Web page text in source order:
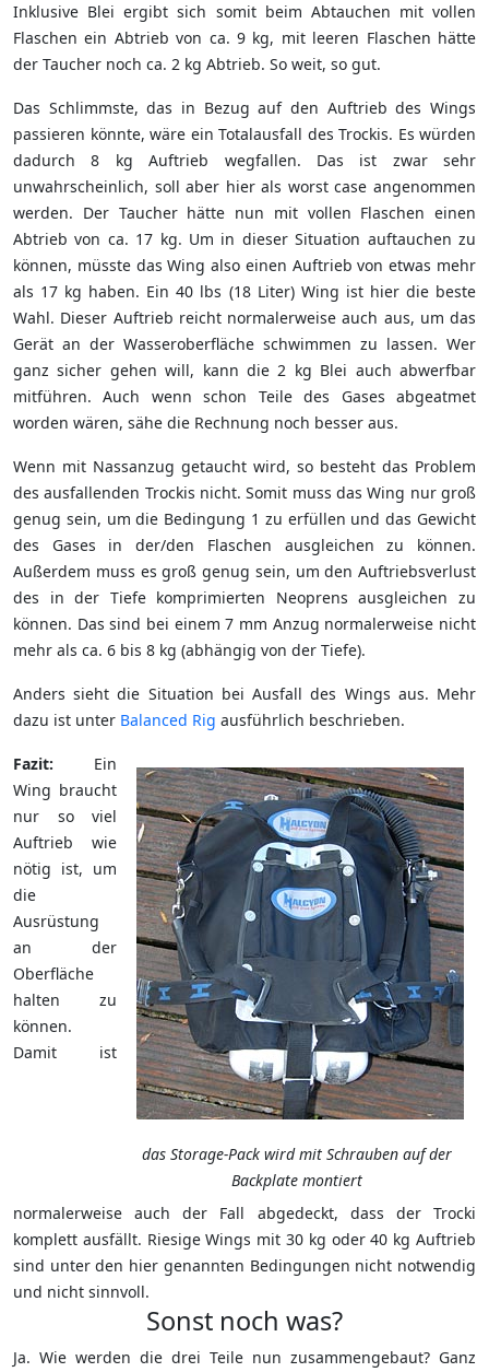
Inklusive Blei ergibt sich somit beim Abtauchen mit vollen
Flaschen ein Abtrieb von ca. 9 kg, mit leeren Flaschen hätte
der Taucher noch ca. 2 kg Abtrieb. So weit, so gut.
Das Schlimmste, das in Bezug auf den Auftrieb des Wings
passieren könnte, wäre ein Totalausfall des Trockis. Es würden
dadurch 8 kg Auftrieb wegfallen. Das ist zwar sehr
unwahrscheinlich, soll aber hier als worst case angenommen
werden. Der Taucher hätte nun mit vollen Flaschen einen
Abtrieb von ca. 17 kg. Um in dieser Situation auftauchen zu
können, müsste das Wing also einen Auftrieb von etwas mehr
als 17 kg haben. Ein 40 lbs (18 Liter) Wing ist hier die beste
Wahl. Dieser Auftrieb reicht normalerweise auch aus, um das
Gerät an der Wasseroberfläche schwimmen zu lassen. Wer
ganz sicher gehen will, kann die 2 kg Blei auch abwerfbar
mitführen. Auch wenn schon Teile des Gases abgeatmet
worden wären, sähe die Rechnung noch besser aus.
Wenn mit Nassanzug getaucht wird, so besteht das Problem
des ausfallenden Trockis nicht. Somit muss das Wing nur groß
genug sein, um die Bedingung 1 zu erfüllen und das Gewicht
des Gases in der/den Flaschen ausgleichen zu können.
Außerdem muss es groß genug sein, um den Auftriebsverlust
des in der Tiefe komprimierten Neoprens ausgleichen zu
können. Das sind bei einem 7 mm Anzug normalerweise nicht
mehr als ca. 6 bis 8 kg (abhängig von der Tiefe).
Anders sieht die Situation bei Ausfall des Wings aus. Mehr
dazu ist unter Balanced Rig ausführlich beschrieben.
das Storage-Pack wird mit Schrauben auf der
Backplate montiert
Fazit: Ein
Wing braucht
nur so viel
Auftrieb wie
nötig ist, um
die
Ausrüstung
an der
Oberfläche
halten zu
können.
Damit ist
normalerweise auch der Fall abgedeckt, dass der Trocki
komplett ausfällt. Riesige Wings mit 30 kg oder 40 kg Auftrieb
sind unter den hier genannten Bedingungen nicht notwendig
und nicht sinnvoll.
Sonst noch was?
Ja. Wie werden die drei Teile nun zusammengebaut? Ganz